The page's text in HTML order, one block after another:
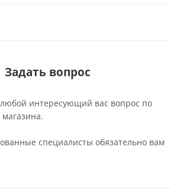
Задать вопрос
интересующий вас вопрос по
специалисты обязательно вам